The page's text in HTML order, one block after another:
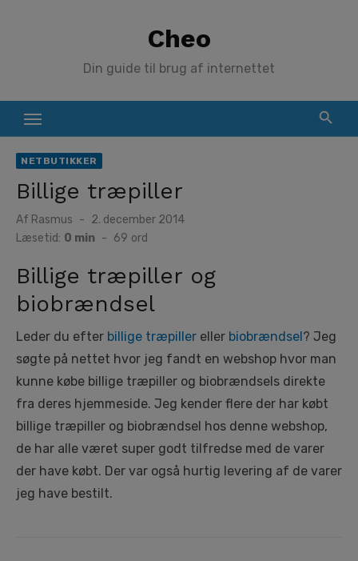
Cheo
Din guide til brug af internettet
NETBUTIKKER
Billige træpiller
Af Rasmus
Posted
on
2. december 2014
Læsetid: 0 min - 69 ord
Billige træpiller og
biobrændsel
Leder du efter billige træpiller eller biobrændsel? Jeg
søgte på nettet hvor jeg fandt en webshop hvor man
kunne købe billige træpiller og biobrændsels direkte
fra deres hjemmeside. Jeg kender flere der har købt
billige træpiller og biobrændsel hos denne webshop,
de har alle været super godt tilfredse med de varer
der have købt. Der var også hurtig levering af de varer
jeg have bestilt.